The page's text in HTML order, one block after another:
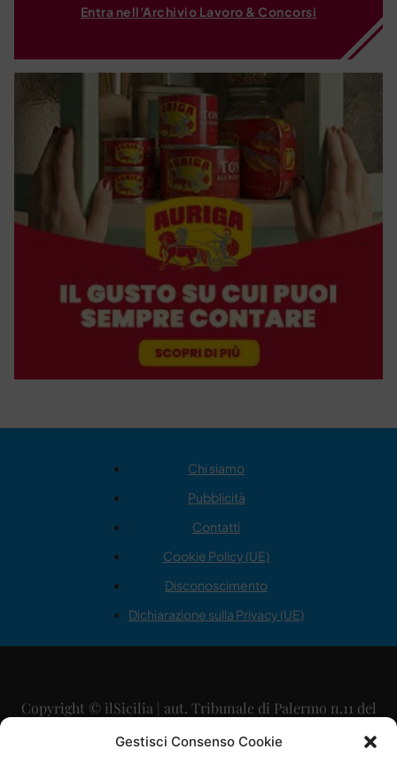
Gestisci Consenso Cookie
Entra nell'Archivio Lavoro & Concorsi
Chi siamo
Pubblicità
Contatti
Cookie Policy (UE)
Disconoscimento
Dichiarazione sulla Privacy (UE)
Copyright © ilSicilia | aut. Tribunale di Palermo n.11 del
29/09/2015